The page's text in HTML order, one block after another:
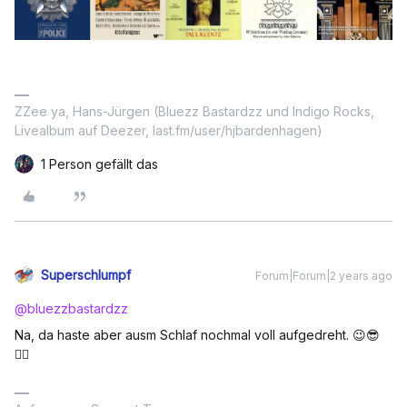
ZZee ya, Hans-Jürgen (Bluezz Bastardzz und Indigo Rocks,
Livealbum auf Deezer, last.fm/user/hjbardenhagen)
1 Person gefällt das
Superschlumpf Forum|Forum|2 years ago
@bluezzbastardzz
Na, da haste aber ausm Schlaf nochmal voll aufgedreht. 😉😎
👍🏻